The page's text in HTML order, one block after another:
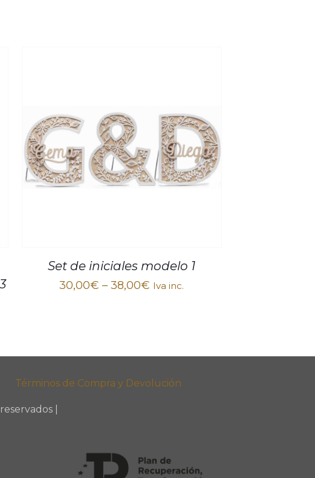
Set de iniciales modelo 1
30,00€ –38,00€ Iva inc.
Términos de Compra y Devolución
|